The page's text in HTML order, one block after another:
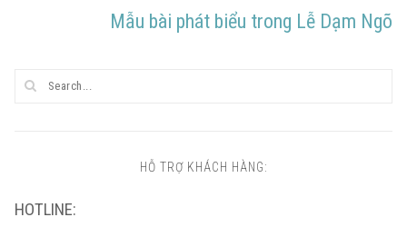
Mẫu bài phát biểu trong Lễ Dạm Ngõ
HỖ TRỢ KHÁCH HÀNG:
HOTLINE: